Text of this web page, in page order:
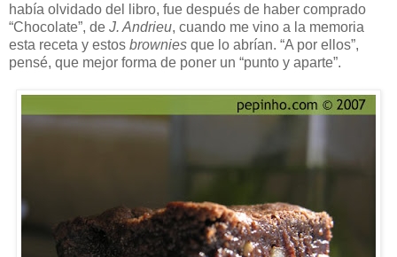
había olvidado del libro, fue después de haber comprado
“Chocolate”, de J. Andrieu, cuando me vino a la memoria
esta receta y estos brownies que lo abrían. “A por ellos”,
pensé, que mejor forma de poner un “punto y aparte”.